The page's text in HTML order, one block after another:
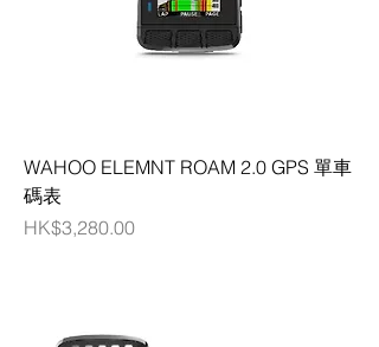
WAHOO ELEMNT ROAM 2.0 GPS 單車
碼表
價格
HK$3,280.00